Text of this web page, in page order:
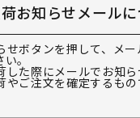
お知らせメールに
せボタンを押して、メ
。
した際にメールでお知ら
やご注文を確定するも